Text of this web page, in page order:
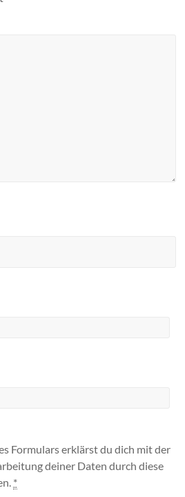
Formulars erklärst du dich mit der
deiner Daten durch diese
*